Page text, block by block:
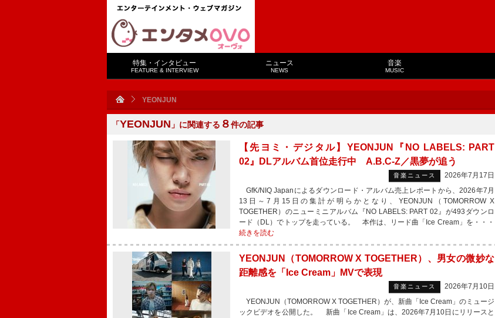
特集・インタビュー
FEATURE & INTERVIEW
ニュース
NEWS
音楽
MUSIC
YEONJUN
「YEONJUN 」に関連する ８件の記事
【先ヨミ・デジタル】YEONJUN『NO LABELS: PART
02』DLアルバム首位走行中 A.B.C-Z／黒夢が追う
音楽ニュース
2026年7月17日
GfK/NIQ Japanによるダウンロード・アルバム売上レポートから、2026年7月
13日～7月15日の集計が明らかとなり、YEONJUN（TOMORROW X
TOGETHER）のニューミニアルバム『NO LABELS: PART 02』が493ダウンロ
ード（DL）でトップを走っている。 本作は、リード曲「Ice Cream」を・・・
続きを読む
YEONJUN（TOMORROW X TOGETHER）、男女の微妙な
距離感を「Ice Cream」MVで表現
音楽ニュース
2026年7月10日
YEONJUN（TOMORROW X TOGETHER）が、新曲「Ice Cream」のミュージ
ックビデオを公開した。 新曲「Ice Cream」は、2026年7月10日にリリースと